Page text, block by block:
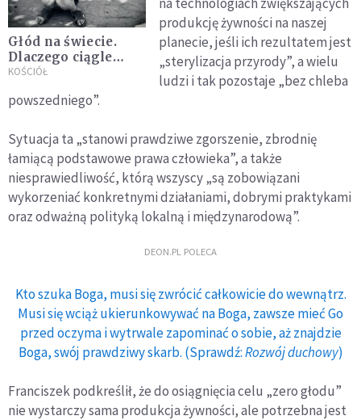
Głód na świecie.
Dlaczego ciągle
wzrasta?
KOŚCIÓŁ
produkcję żywności na naszej
planecie, jeśli ich rezultatem jest
„sterylizacja przyrody”, a wielu
ludzi i tak pozostaje „bez chleba
powszedniego”.
Sytuacja ta „stanowi prawdziwe zgorszenie, zbrodnię
łamiącą podstawowe prawa człowieka”, a także
niesprawiedliwość, którą wszyscy „są zobowiązani
wykorzeniać konkretnymi działaniami, dobrymi praktykami
oraz odważną polityką lokalną i międzynarodową”.
DEON.PL POLECA
Kto szuka Boga, musi się zwrócić całkowicie do wewnątrz.
Musi się wciąż ukierunkowywać na Boga, zawsze mieć Go
przed oczyma i wytrwale zapominać o sobie, aż znajdzie
Boga, swój prawdziwy skarb. (Sprawdź:Rozwój duchowy)
Franciszek podkreślił, że do osiągnięcia celu „zero głodu”
nie wystarczy sama produkcja żywności, ale potrzebna jest